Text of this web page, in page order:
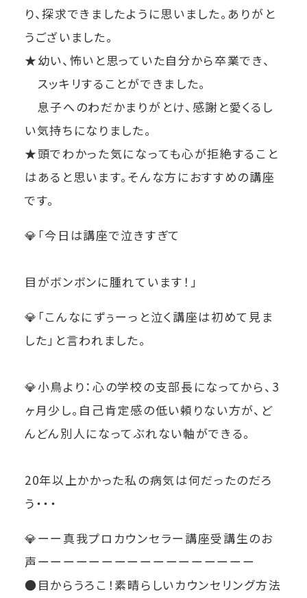
り、探求できましたように思いました。ありがと
うございました。
★幼い、怖いと思っていた自分から卒業でき、
スッキリすることができました。
息子へのわだかまりがとけ、感謝と愛くるし
い気持ちになりました。
★頭でわかった気になっても心が拒絶すること
はあると思います。そんな方におすすめの講座
です。
💎「今日は講座で泣きすぎて
目がボンボンに腫れています！」
💎「こんなにずぅーっと泣く講座は初めて見ま
した」と言われました。
💎小鳥より：心の学校の支部長になってから、3
ヶ月少し。自己肯定感の低い頼りない方が、ど
んどん別人になってぶれない軸ができる。
20年以上かかった私の病気は何だったのだろ
う・・・
💎ーー真我プロカウンセラー講座受講生のお
声ーーーーーーーーーーーーーーーーー
●目からうろこ！素晴らしいカウンセリング方法